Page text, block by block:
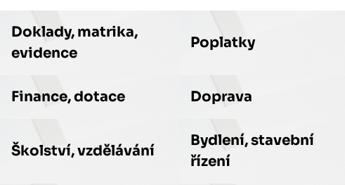
Doklady, matrika,
evidence
Poplatky
Finance, dotace Doprava
Školství, vzdělávání
Bydlení, stavební
řízení